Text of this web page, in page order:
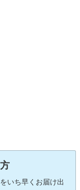
いち早くお届け出